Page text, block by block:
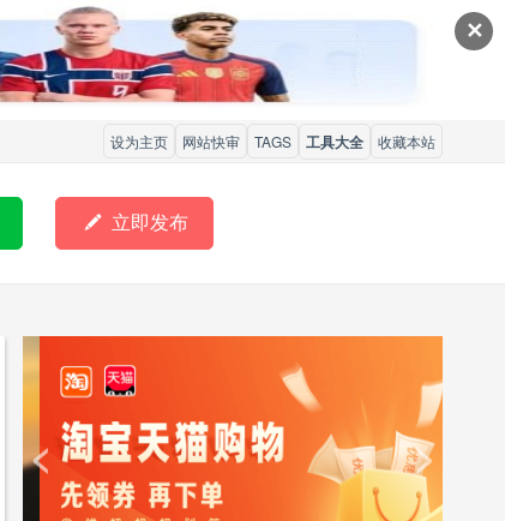
✕
设为主页 网站快审 TAGS 工具大全 收藏本站
 立即发布
< >